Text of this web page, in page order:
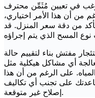
في تعيين مُثَمِّن محترف
من أن هذا الأمر اختياري،
من دقة سعر المنزل. قد
مفتش بناء لتقييم حالة
أي مشاكل هيكلية مثل
على الرغم من أن هذا
على تجنب أي تكاليف
إصلاح غير متوقعة.